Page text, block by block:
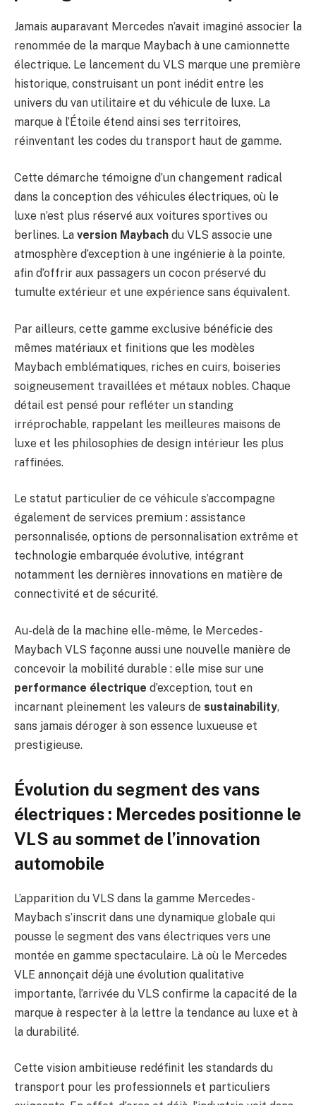
Jamais auparavant Mercedes n’avait imaginé associer la
renommée de la marque Maybach à une camionnette
électrique. Le lancement du VLS marque une première
historique, construisant un pont inédit entre les
univers du van utilitaire et du véhicule de luxe. La
marque à l’Étoile étend ainsi ses territoires,
réinventant les codes du transport haut de gamme.
Cette démarche témoigne d’un changement radical
dans la conception des véhicules électriques, où le
luxe n’est plus réservé aux voitures sportives ou
berlines. La version Maybach du VLS associe une
atmosphère d’exception à une ingénierie à la pointe,
afin d’offrir aux passagers un cocon préservé du
tumulte extérieur et une expérience sans équivalent.
Par ailleurs, cette gamme exclusive bénéficie des
mêmes matériaux et finitions que les modèles
Maybach emblématiques, riches en cuirs, boiseries
soigneusement travaillées et métaux nobles. Chaque
détail est pensé pour refléter un standing
irréprochable, rappelant les meilleures maisons de
luxe et les philosophies de design intérieur les plus
raffinées.
Le statut particulier de ce véhicule s’accompagne
également de services premium : assistance
personnalisée, options de personnalisation extrême et
technologie embarquée évolutive, intégrant
notamment les dernières innovations en matière de
connectivité et de sécurité.
Au-delà de la machine elle-même, le Mercedes-
Maybach VLS façonne aussi une nouvelle manière de
concevoir la mobilité durable : elle mise sur une
performance électrique d’exception, tout en
incarnant pleinement les valeurs de sustainability,
sans jamais déroger à son essence luxueuse et
prestigieuse.
Évolution du segment des vans
électriques : Mercedes positionne le
VLS au sommet de l’innovation
automobile
L’apparition du VLS dans la gamme Mercedes-
Maybach s’inscrit dans une dynamique globale qui
pousse le segment des vans électriques vers une
montée en gamme spectaculaire. Là où le Mercedes
VLE annonçait déjà une évolution qualitative
importante, l’arrivée du VLS confirme la capacité de la
marque à respecter à la lettre la tendance au luxe et à
la durabilité.
Cette vision ambitieuse redéfinit les standards du
transport pour les professionnels et particuliers